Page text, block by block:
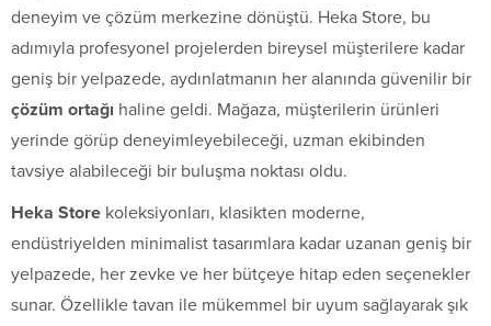
deneyim ve çözüm merkezine dönüştü. Heka Store, bu
adımıyla profesyonel projelerden bireysel müşterilere kadar
geniş bir yelpazede, aydınlatmanın her alanında güvenilir bir
çözüm ortağı haline geldi. Mağaza, müşterilerin ürünleri
yerinde görüp deneyimleyebileceği, uzman ekibinden
tavsiye alabileceği bir buluşma noktası oldu.
Heka Store koleksiyonları, klasikten moderne,
endüstriyelden minimalist tasarımlara kadar uzanan geniş bir
yelpazede, her zevke ve her bütçeye hitap eden seçenekler
sunar. Özellikle tavan ile mükemmel bir uyum sağlayarak şık